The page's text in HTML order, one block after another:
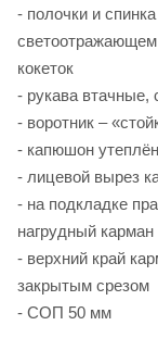
- полочки и
кокеток
- рукава втачные,
- воротник –
- капюшон
- лицевой вырез
- на подкладке
нагрудный карман
- верхний край
закрытым срезом
- СОП 50 мм